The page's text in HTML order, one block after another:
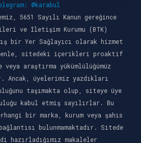
@karabul
5651 Sayılı Kanun gereğince
ve İletişim Kurumu (BTK)
bir Yer Sağlayıcı olarak hizmet
sitedeki içerikleri proaktif
araştırma yükümlülüğümüz
Ancak, üyelerimiz yazdıkları
taşımakta olup, siteye üye
kabul etmiş sayılırlar. Bu
bir marka, kurum veya şahıs
bulunmamaktadır. Sitede
hazırladığımız makaleler